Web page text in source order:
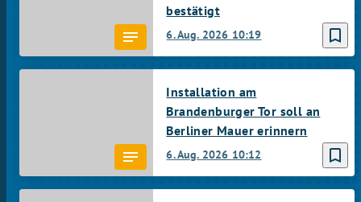
bookmark_border
6. Aug. 2026 10:19
bestätigt
bookmark_border
6. Aug. 2026 10:12
Installation am
Brandenburger Tor soll an
Berliner Mauer erinnern